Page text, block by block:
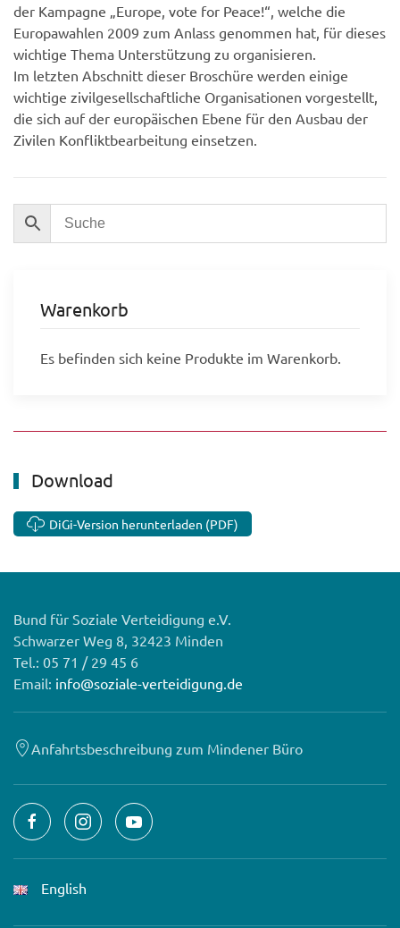
der Kampagne „Europe, vote for Peace!“, welche die
Europawahlen 2009 zum Anlass genommen hat, für dieses
wichtige Thema Unterstützung zu organisieren.
Im letzten Abschnitt dieser Broschüre werden einige
wichtige zivilgesellschaftliche Organisationen vorgestellt,
die sich auf der europäischen Ebene für den Ausbau der
Zivilen Konfliktbearbeitung einsetzen.
Warenkorb
Es befinden sich keine Produkte im Warenkorb.
Download
DiGi-Version herunterladen (PDF)
Bund für Soziale Verteidigung e.V.
Schwarzer Weg 8, 32423 Minden
Tel.: 05 71 / 29 45 6
Email: info@soziale-verteidigung.de
Anfahrtsbeschreibung zum Mindener Büro
English